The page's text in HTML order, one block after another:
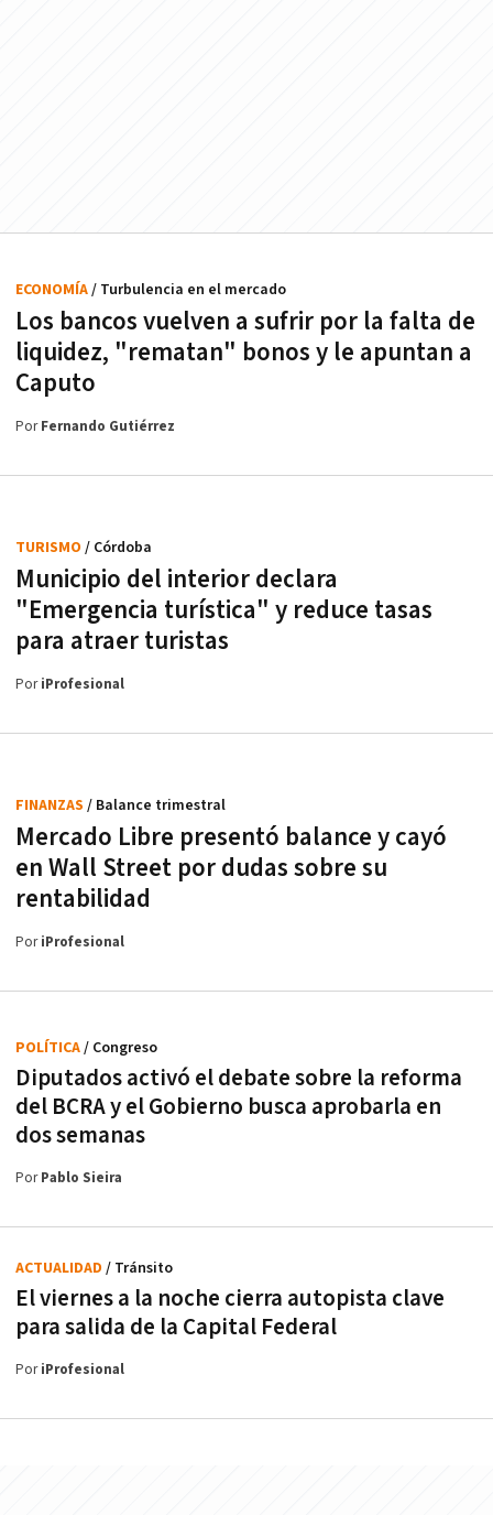
Los bancos vuelven a sufrir por la falta de
liquidez, "rematan" bonos y le apuntan a
Caputo
ECONOMÍA/ Turbulencia en el mercado
PorFernando Gutiérrez
Municipio del interior declara
"Emergencia turística" y reduce tasas
para atraer turistas
TURISMO / Córdoba
PoriProfesional
Mercado Libre presentó balance y cayó
en Wall Street por dudas sobre su
rentabilidad
FINANZAS / Balance trimestral
PoriProfesional
Diputados activó el debate sobre la reforma
del BCRA y el Gobierno busca aprobarla en
dos semanas
POLÍTICA/ Congreso
PorPablo Sieira
El viernes a la noche cierra autopista clave
para salida de la Capital Federal
ACTUALIDAD / Tránsito
PoriProfesional